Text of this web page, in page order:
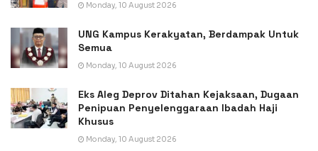
Monday, 10 August 2026
UNG Kampus Kerakyatan, Berdampak Untuk
Semua
Monday, 10 August 2026
Eks Aleg Deprov Ditahan Kejaksaan, Dugaan
Penipuan Penyelenggaraan Ibadah Haji
Khusus
Monday, 10 August 2026